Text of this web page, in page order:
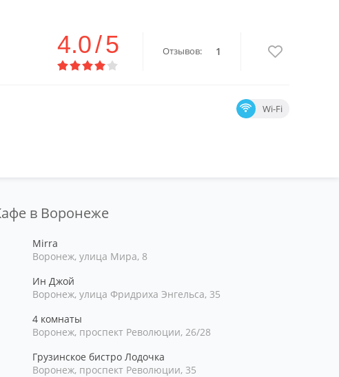
4.0/5 Отзывов: 1
Wi-Fi
Кафе в Воронеже
Mirra
Воронеж, улица Мира, 8
Ин Джой
Воронеж, улица Фридриха Энгельса, 35
4 комнаты
Воронеж, проспект Революции, 26/28
Грузинское бистро Лодочка
Воронеж, проспект Революции, 35